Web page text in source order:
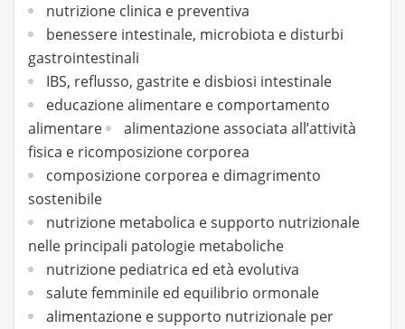
nutrizione clinica e preventiva
benessere intestinale, microbiota e disturbi
gastrointestinali
IBS, reflusso, gastrite e disbiosi intestinale
educazione alimentare e comportamento
alimentare
alimentazione associata all’attività
fisica e ricomposizione corporea
composizione corporea e dimagrimento
sostenibile
nutrizione metabolica e supporto nutrizionale
nelle principali patologie metaboliche
nutrizione pediatrica ed età evolutiva
salute femminile ed equilibrio ormonale
alimentazione e supporto nutrizionale per